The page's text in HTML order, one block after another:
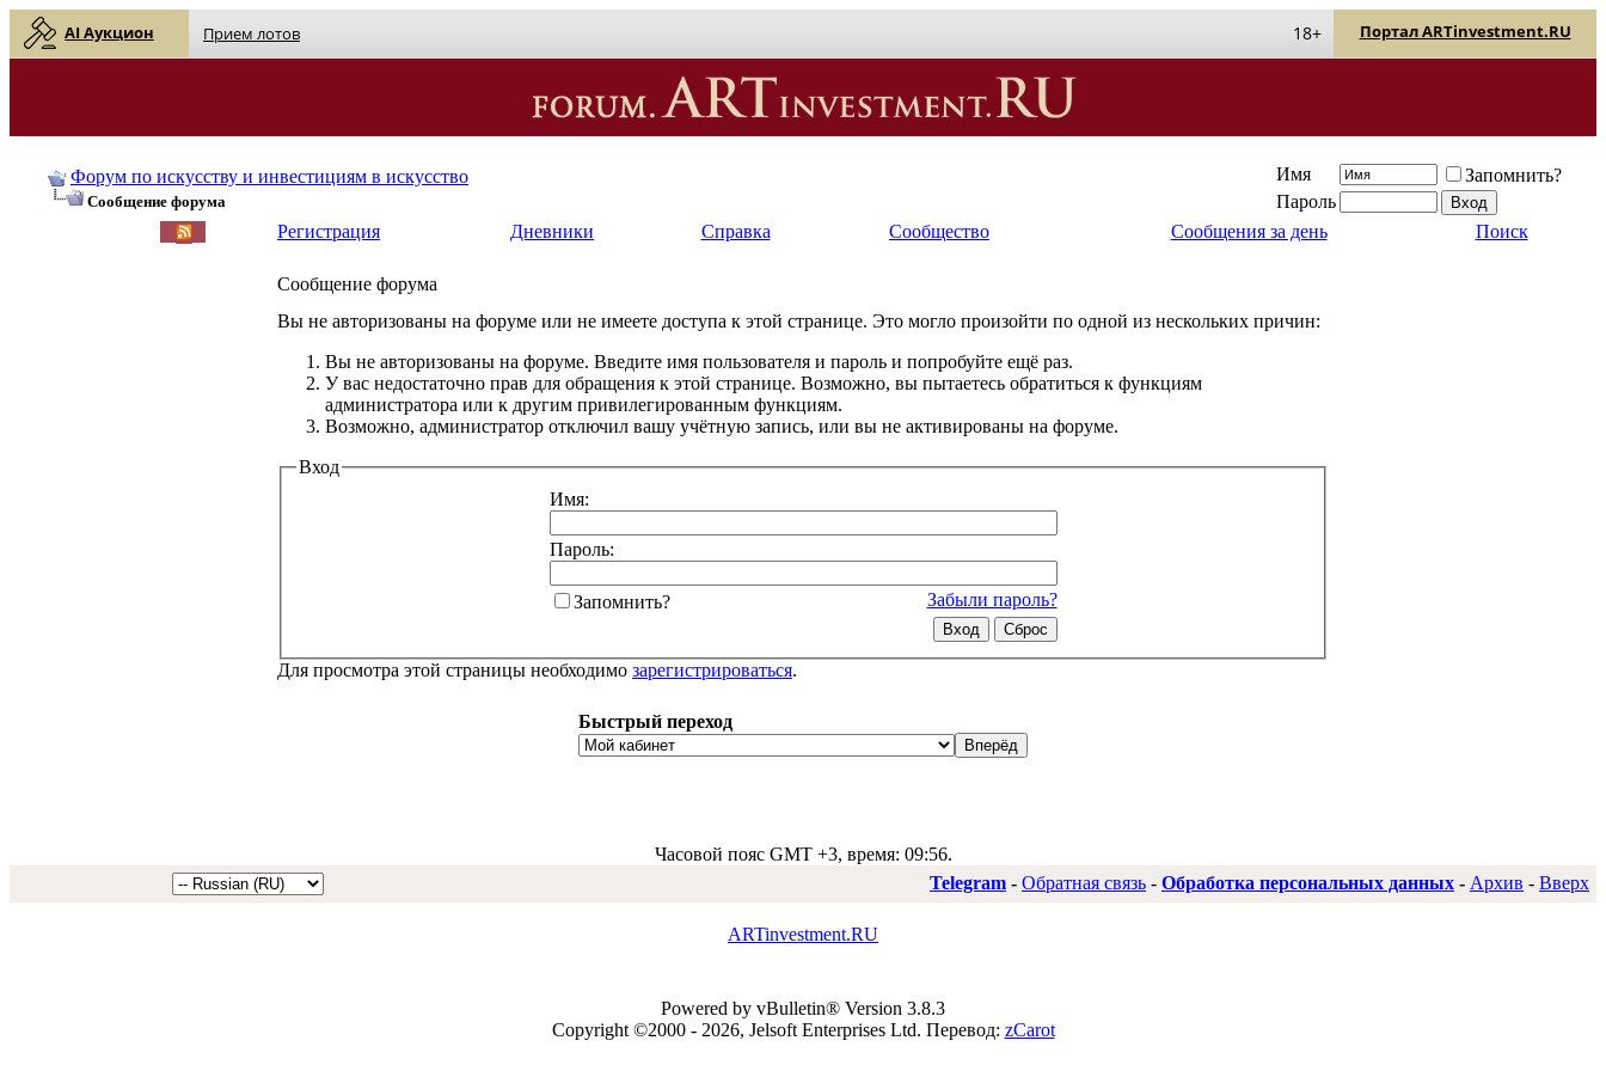
AI Аукцион Прием лотов Портал ARTinvestment.RU
18+
Форум по искусству и инвестициям в искусство
Сообщение форума
Имя
Запомнить?
Пароль
Регистрация
Дневники Справка Сообщество Сообщения за день Поиск
Сообщение форума
Вы не авторизованы на форуме или не имеете доступа к этой странице. Это могло произойти по одной из нескольких причин:
Вы не авторизованы на форуме. Введите имя пользователя и пароль и попробуйте ещё раз.
У вас недостаточно прав для обращения к этой странице. Возможно, вы пытаетесь обратиться к функциям
администратора или к другим привилегированным функциям.
Возможно, администратор отключил вашу учётную запись, или вы не активированы на форуме.
Вход
Имя:
Пароль:
Забыли пароль?
Запомнить?
Для просмотра этой страницы необходимо зарегистрироваться.
Быстрый переход
Часовой пояс GMT +3, время: 09:56.
Telegram - Обратная связь - Обработка персональных данных - Архив - Вверх
ARTinvestment.RU
Powered by vBulletin® Version 3.8.3
Copyright ©2000 - 2026, Jelsoft Enterprises Ltd. Перевод: zCarot